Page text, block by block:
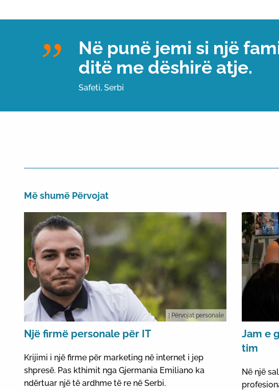
Në punë jemi si një
ditë me dëshirë atje.
Safeti, Serbi
Më shumë Përvojat
| Përvojat personale
Një firmë personale për IT
Krijimi i një firme për marketing në internet i jep
shpresë. Pas kthimit nga Gjermania Emiliano ka
ndërtuar një të ardhme të re në Serbi.
Jam e
tim
Në një